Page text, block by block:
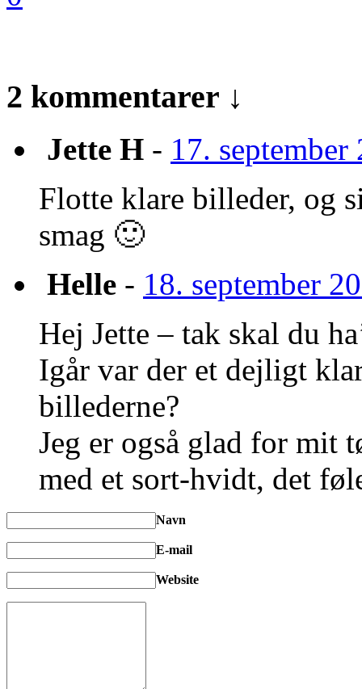
2 kommentarer ↓
Jette H - 17.
Flotte klare billeder, og
smag 🙂
Helle - 18. september
Hej Jette – tak skal du
Igår var der et dejligt
billederne?
Jeg er også glad for mit
med et sort-hvidt, det
Navn
E-mail
Website